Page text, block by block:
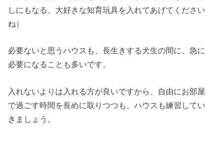
しにもなる、大好きな知育玩具を入れてあげてください
ね）
必要ないと思うハウスも、長生きする犬生の間に、急に
必要になることも多いです。
入れないよりは入れる方が良いですから、自由にお部屋
で過ごす時間を長めに取りつつも、ハウスも練習してい
きましょう。